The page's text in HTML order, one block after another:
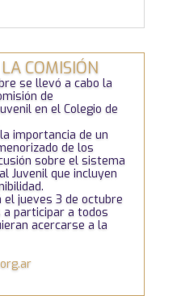
COMISIÓN
se llevó a cabo la
de
en el Colegio de
importancia de un
de los
sobre el sistema
Juvenil que incluyen
el jueves 3 de octubre
a participar a todos
acercarse a la